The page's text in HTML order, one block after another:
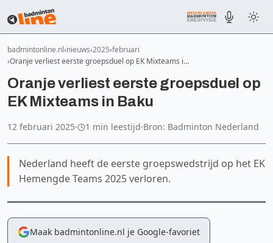
badmintonline.nl nieuws 2025 februari
Oranje verliest eerste groepsduel op EK Mixteams i…
Oranje verliest eerste groepsduel op
EK Mixteams in Baku
12 februari 2025· 1 min leestijd·Bron: Badminton Nederland
Nederland heeft de eerste groepswedstrijd op het EK
Hemengde Teams 2025 verloren.
Maak badmintonline.nl je Google-favoriet